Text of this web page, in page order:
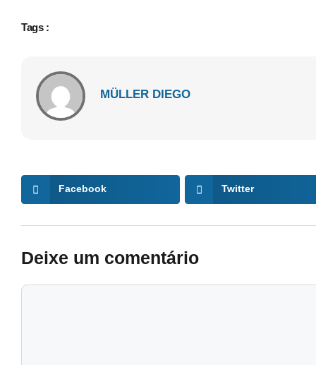
Tags :
MÜLLER DIEGO
Facebook Twitter
Deixe um comentário